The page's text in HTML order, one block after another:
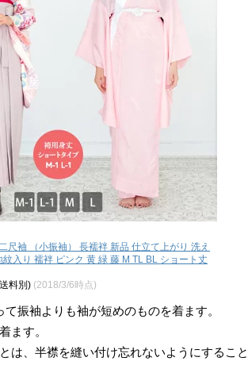
尺袖 （小振袖） 長襦袢 新品 仕立て上がり 洗え
入り 襦袢 ピンク 黄 緑 藤 M TL BL ショート丈
料別) (2018/3/6時点)
振袖よりも袖が短めのものを着ます。
ます。
は、半襟を縫い付け忘れないようにすること